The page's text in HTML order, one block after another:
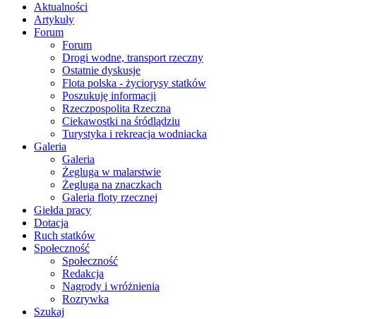
Aktualności
Artykuły
Forum
Forum
Drogi wodne, transport rzeczny
Ostatnie dyskusje
Flota polska - życiorysy statków
Poszukuję informacji
Rzeczpospolita Rzeczna
Ciekawostki na śródlądziu
Turystyka i rekreacja wodniacka
Galeria
Galeria
Żegluga w malarstwie
Żegluga na znaczkach
Galeria floty rzecznej
Giełda pracy
Dotacja
Ruch statków
Społeczność
Społeczność
Redakcja
Nagrody i wróżnienia
Rozrywka
Szukaj